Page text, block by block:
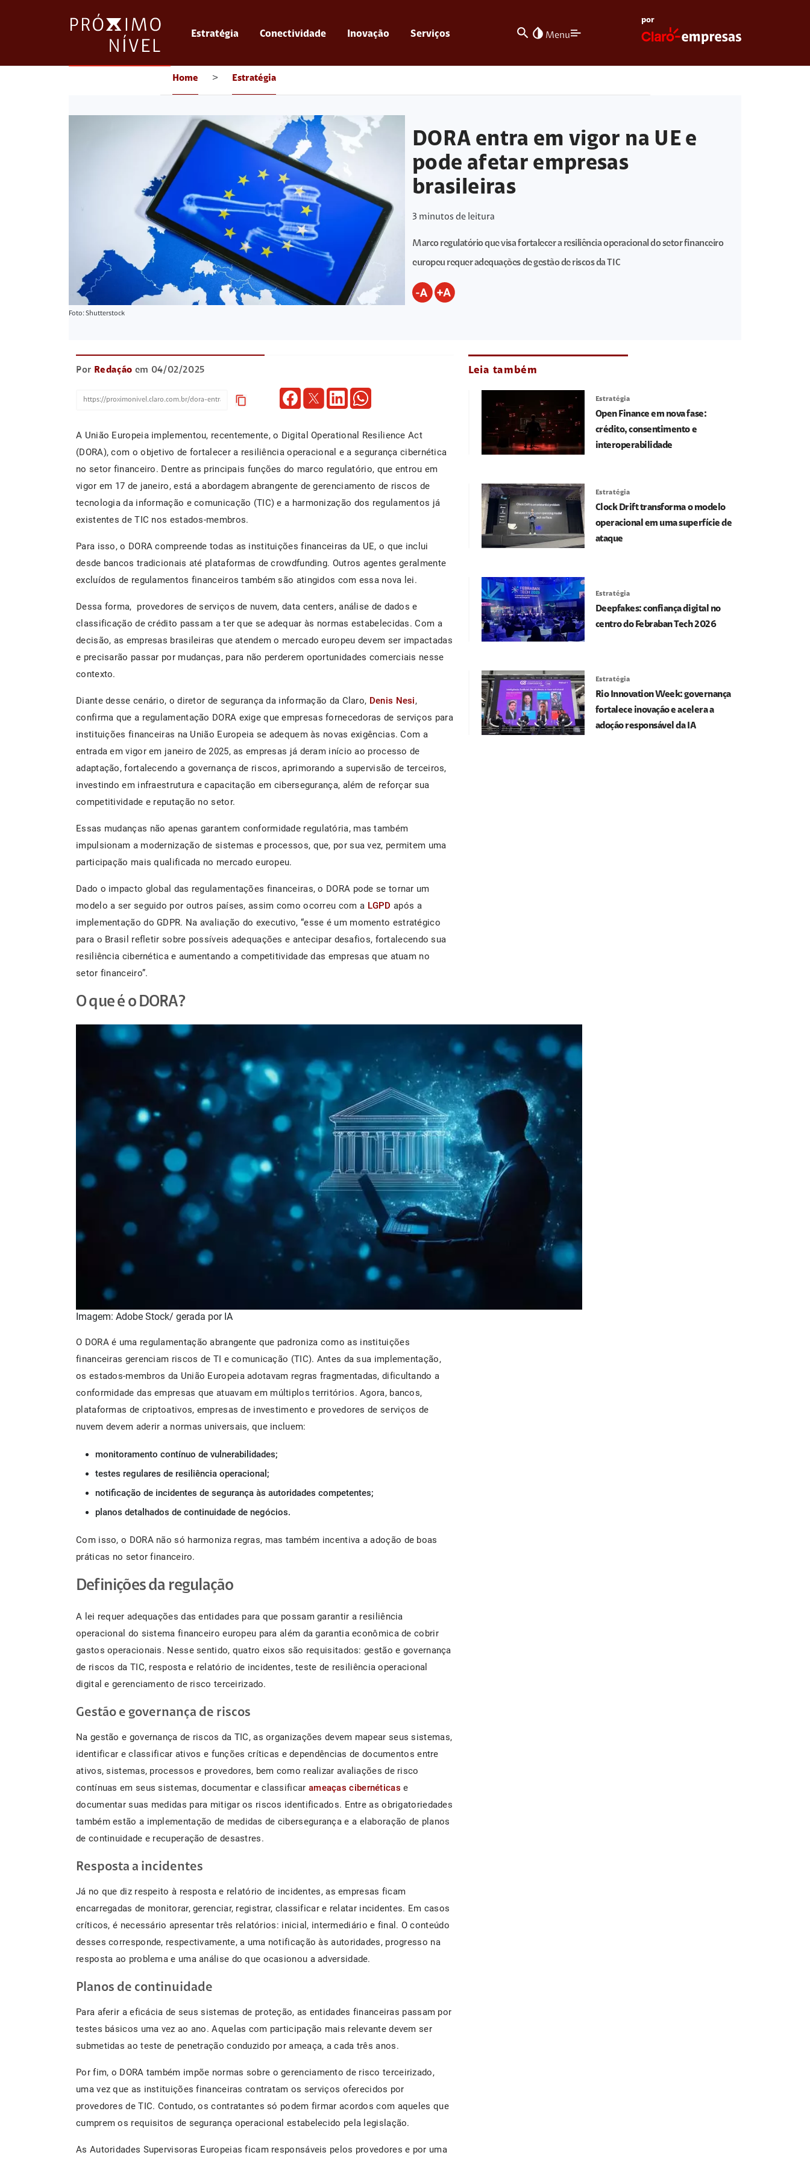
Estratégia Conectividade Inovação Serviços search invert_colors Menu
por
Home > Estratégia
Foto: Shutterstock
DORA entra em vigor na UE e
pode afetar empresas
brasileiras
3 minutos de leitura
Marco regulatório que visa fortalecer a resiliência operacional do setor financeiro
europeu requer adequações de gestão de riscos da TIC
Por Redação em 04/02/2025
content_copy
A União Europeia implementou, recentemente, o Digital Operational Resilience Act
(DORA), com o objetivo de fortalecer a resiliência operacional e a segurança cibernética
no setor financeiro. Dentre as principais funções do marco regulatório, que entrou em
vigor em 17 de janeiro, está a abordagem abrangente de gerenciamento de riscos de
tecnologia da informação e comunicação (TIC) e a harmonização dos regulamentos já
existentes de TIC nos estados-membros.
Para isso, o DORA compreende todas as instituições financeiras da UE, o que inclui
desde bancos tradicionais até plataformas de crowdfunding. Outros agentes geralmente
excluídos de regulamentos financeiros também são atingidos com essa nova lei.
Dessa forma, provedores de serviços de nuvem, data centers, análise de dados e
classificação de crédito passam a ter que se adequar às normas estabelecidas. Com a
decisão, as empresas brasileiras que atendem o mercado europeu devem ser impactadas
e precisarão passar por mudanças, para não perderem oportunidades comerciais nesse
contexto.
Diante desse cenário, o diretor de segurança da informação da Claro, Denis Nesi,
confirma que a regulamentação DORA exige que empresas fornecedoras de serviços para
instituições financeiras na União Europeia se adequem às novas exigências. Com a
entrada em vigor em janeiro de 2025, as empresas já deram início ao processo de
adaptação, fortalecendo a governança de riscos, aprimorando a supervisão de terceiros,
investindo em infraestrutura e capacitação em cibersegurança, além de reforçar sua
competitividade e reputação no setor.
Essas mudanças não apenas garantem conformidade regulatória, mas também
impulsionam a modernização de sistemas e processos, que, por sua vez, permitem uma
participação mais qualificada no mercado europeu.
Dado o impacto global das regulamentações financeiras, o DORA pode se tornar um
modelo a ser seguido por outros países, assim como ocorreu com a LGPD após a
implementação do GDPR. Na avaliação do executivo, “esse é um momento estratégico
para o Brasil refletir sobre possíveis adequações e antecipar desafios, fortalecendo sua
resiliência cibernética e aumentando a competitividade das empresas que atuam no
setor financeiro”.
O que é o DORA?
Imagem: Adobe Stock/ gerada por IA
O DORA é uma regulamentação abrangente que padroniza como as instituições
financeiras gerenciam riscos de TI e comunicação (TIC). Antes da sua implementação,
os estados-membros da União Europeia adotavam regras fragmentadas, dificultando a
conformidade das empresas que atuavam em múltiplos territórios. Agora, bancos,
plataformas de criptoativos, empresas de investimento e provedores de serviços de
nuvem devem aderir a normas universais, que incluem:
monitoramento contínuo de vulnerabilidades;
testes regulares de resiliência operacional;
notificação de incidentes de segurança às autoridades competentes;
planos detalhados de continuidade de negócios.
Com isso, o DORA não só harmoniza regras, mas também incentiva a adoção de boas
práticas no setor financeiro.
Definições da regulação
A lei requer adequações das entidades para que possam garantir a resiliência
operacional do sistema financeiro europeu para além da garantia econômica de cobrir
gastos operacionais. Nesse sentido, quatro eixos são requisitados: gestão e governança
de riscos da TIC, resposta e relatório de incidentes, teste de resiliência operacional
digital e gerenciamento de risco terceirizado.
Gestão e governança de riscos
Na gestão e governança de riscos da TIC, as organizações devem mapear seus sistemas,
identificar e classificar ativos e funções críticas e dependências de documentos entre
ativos, sistemas, processos e provedores, bem como realizar avaliações de risco
contínuas em seus sistemas, documentar e classificar ameaças cibernéticase
documentar suas medidas para mitigar os riscos identificados. Entre as obrigatoriedades
também estão a implementação de medidas de cibersegurança e a elaboração de planos
de continuidade e recuperação de desastres.
Resposta a incidentes
Já no que diz respeito à resposta e relatório de incidentes, as empresas ficam
encarregadas de monitorar, gerenciar, registrar, classificar e relatar incidentes. Em casos
críticos, é necessário apresentar três relatórios: inicial, intermediário e final. O conteúdo
desses corresponde, respectivamente, a uma notificação às autoridades, progresso na
resposta ao problema e uma análise do que ocasionou a adversidade.
Planos de continuidade
Para aferir a eficácia de seus sistemas de proteção, as entidades financeiras passam por
testes básicos uma vez ao ano. Aquelas com participação mais relevante devem ser
submetidas ao teste de penetração conduzido por ameaça, a cada três anos.
Por fim, o DORA também impõe normas sobre o gerenciamento de risco terceirizado,
uma vez que as instituições financeiras contratam os serviços oferecidos por
provedores de TIC. Contudo, os contratantes só podem firmar acordos com aqueles que
cumprem os requisitos de segurança operacional estabelecido pela legislação.
As Autoridades Supervisoras Europeias ficam responsáveis pelos provedores e por uma
Leia também
Estratégia
Open Finance em nova fase:
crédito, consentimento e
interoperabilidade
Estratégia
Clock Drift transforma o modelo
operacional em uma superfície de
ataque
Estratégia
Deepfakes: confiança digital no
centro do Febraban Tech 2026
Estratégia
Rio Innovation Week: governança
fortalece inovação e acelera a
adoção responsável da IA